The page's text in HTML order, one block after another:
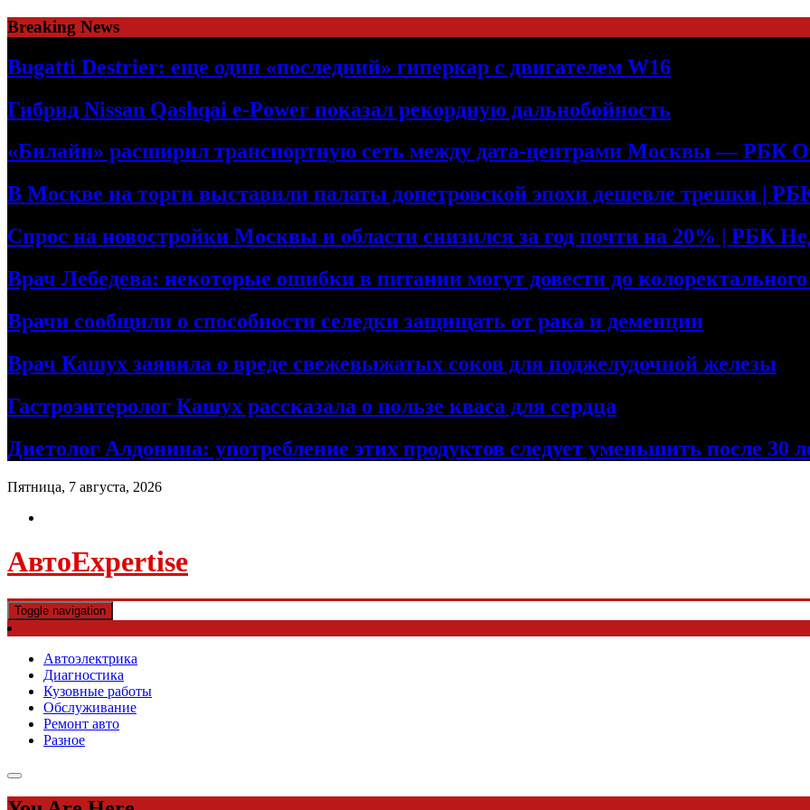
Skip
to
content
Breaking News
Bugatti Destrier: еще один «последний» гиперкар с двигателем W16
Гибрид Nissan Qashqai e-Power показал рекордную дальнобойность
«Билайн» расширил транспортную сеть между дата-центрами Москвы — РБК
В Москве на торги выставили палаты допетровской эпохи дешевле трешки |
Спрос на новостройки Москвы и области снизился за год почти на 20% | РБК
Врач Лебедева: некоторые ошибки в питании могут довести до
Врачи сообщили о способности селедки защищать от рака и деменции
Врач Кашух заявила о вреде свежевыжатых соков для поджелудочной железы
Гастроэнтеролог Кашух рассказала о пользе кваса для сердца
Диетолог Алдонина: употребление этих продуктов следует уменьшить после 30
Пятница, 7 августа, 2026
АвтоExpertise
Toggle navigation
Автоэлектрика
Диагностика
Кузовные работы
Обслуживание
Ремонт авто
Разное